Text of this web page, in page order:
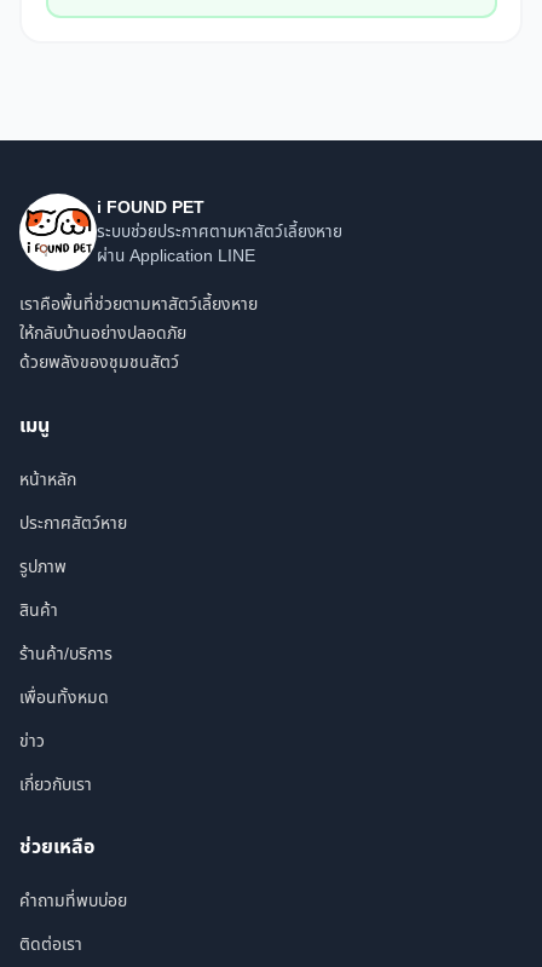
i FOUND PET
ระบบช่วยประกาศตามหาสัตว์เลี้ยงหาย
ผ่าน Application LINE
เราคือพื้นที่ช่วยตามหาสัตว์เลี้ยงหาย
ให้กลับบ้านอย่างปลอดภัย
ด้วยพลังของชุมชนสัตว์
เมนู
หน้าหลัก
ประกาศสัตว์หาย
รูปภาพ
สินค้า
ร้านค้า/บริการ
เพื่อนทั้งหมด
ข่าว
เกี่ยวกับเรา
ช่วยเหลือ
คำถามที่พบบ่อย
ติดต่อเรา